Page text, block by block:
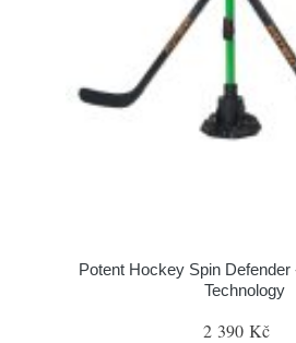
Potent Hockey Spin
Technology
2 390 Kč